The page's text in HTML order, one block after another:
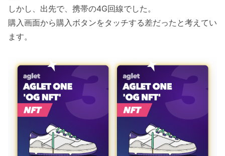
しかし、出先で、携帯の4G回線でした。
購入画面から購入ボタンをタッチする差だったと考えてい
ます。